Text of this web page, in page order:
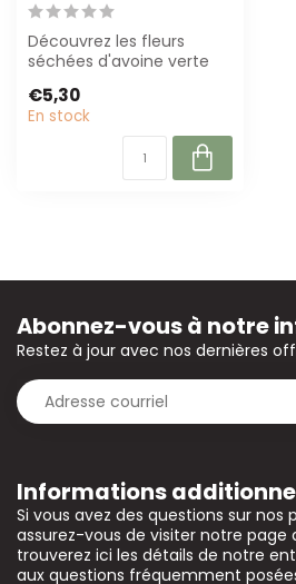
Découvrez les fleurs
séchées d'avoine verte
Parfaites po...
€5,30
En stock
Informations
Si vous avez des questions sur
assurez-vous de visiter notre page
trouverez ici les détails de notre
aux questions fréquemment
Abonnez-vous à notre
Restez à jour avec nos dernières